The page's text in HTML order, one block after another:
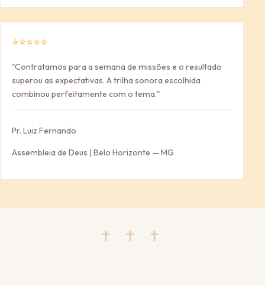
⭐⭐⭐⭐⭐
"Contratamos para a semana de missões e o resultado
superou as expectativas. A trilha sonora escolhida
combinou perfeitamente com o tema."
Pr. Luiz Fernando
Assembleia de Deus | Belo Horizonte — MG
✝ ✝ ✝